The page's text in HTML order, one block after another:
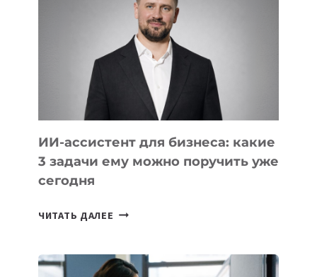
КОМПАНИЯХ
ЦЕНТРАЛЬНОЙ
АЗИИ
КАВКАЗА
ИИ-ассистент для бизнеса: какие
3 задачи ему можно поручить уже
сегодня
ЧИТАТЬ ДАЛЕЕ ИИ-
БИЗНЕСА: